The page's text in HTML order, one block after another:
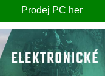
Prodej PC her